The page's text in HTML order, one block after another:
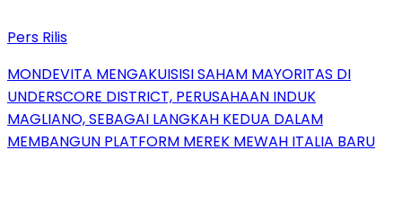
Pers Rilis
MONDEVITA MENGAKUISISI SAHAM MAYORITAS DI
UNDERSCORE DISTRICT, PERUSAHAAN INDUK
MAGLIANO, SEBAGAI LANGKAH KEDUA DALAM
MEMBANGUN PLATFORM MEREK MEWAH ITALIA BARU